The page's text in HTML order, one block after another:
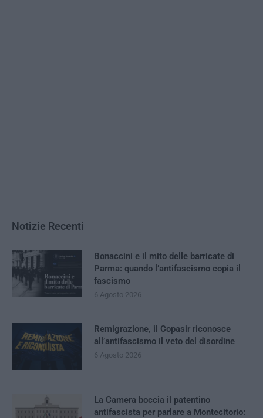
Notizie Recenti
Bonaccini e il mito delle barricate di
Parma: quando l’antifascismo copia il
fascismo
6 Agosto 2026
Remigrazione, il Copasir riconosce
all’antifascismo il veto del disordine
6 Agosto 2026
La Camera boccia il patentino
antifascista per parlare a Montecitorio: